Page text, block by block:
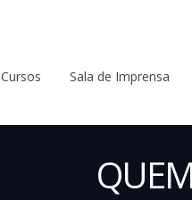
Cursos Sala de Imprensa